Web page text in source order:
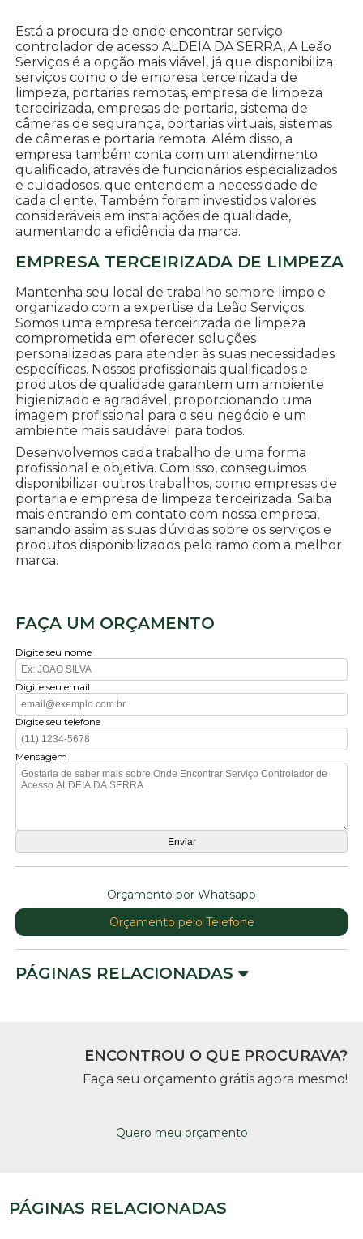
Está a procura de onde encontrar serviço
controlador de acesso ALDEIA DA SERRA, A Leão
Serviços é a opção mais viável, já que disponibiliza
serviços como o de empresa terceirizada de
limpeza, portarias remotas, empresa de limpeza
terceirizada, empresas de portaria, sistema de
câmeras de segurança, portarias virtuais, sistemas
de câmeras e portaria remota. Além disso, a
empresa também conta com um atendimento
qualificado, através de funcionários especializados
e cuidadosos, que entendem a necessidade de
cada cliente. Também foram investidos valores
consideráveis em instalações de qualidade,
aumentando a eficiência da marca.
EMPRESA TERCEIRIZADA DE LIMPEZA
Mantenha seu local de trabalho sempre limpo e
organizado com a expertise da Leão Serviços.
Somos uma empresa terceirizada de limpeza
comprometida em oferecer soluções
personalizadas para atender às suas necessidades
específicas. Nossos profissionais qualificados e
produtos de qualidade garantem um ambiente
higienizado e agradável, proporcionando uma
imagem profissional para o seu negócio e um
ambiente mais saudável para todos.
Desenvolvemos cada trabalho de uma forma
profissional e objetiva. Com isso, conseguimos
disponibilizar outros trabalhos, como empresas de
portaria e empresa de limpeza terceirizada. Saiba
mais entrando em contato com nossa empresa,
sanando assim as suas dúvidas sobre os serviços e
produtos disponibilizados pelo ramo com a melhor
marca.
FAÇA UM ORÇAMENTO
Digite seu nome
Digite seu email
Digite seu telefone
Mensagem
Orçamento por Whatsapp
Orçamento pelo Telefone
PÁGINAS RELACIONADAS
ENCONTROU O QUE PROCURAVA?
Faça seu orçamento grátis agora mesmo!
Quero meu orçamento
PÁGINAS RELACIONADAS